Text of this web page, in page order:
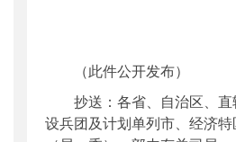
（此件公开发布）
抄送：各省、自治区、直
设兵团及计划单列市、经济